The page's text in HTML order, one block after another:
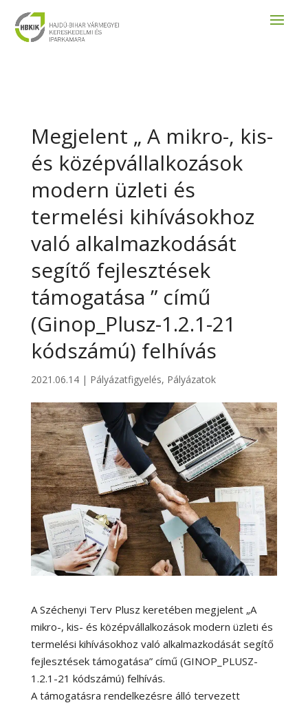
Megjelent „ A mikro-, kis-
és középvállalkozások
modern üzleti és
termelési kihívásokhoz
való alkalmazkodását
segítő fejlesztések
támogatása ” című
(Ginop_Plusz-1.2.1-21
kódszámú) felhívás
2021.06.14| Pályázatfigyelés, Pályázatok
A Széchenyi Terv Plusz keretében megjelent „A
mikro-, kis- és középvállalkozások modern üzleti és
termelési kihívásokhoz való alkalmazkodását segítő
fejlesztések támogatása” című (GINOP_PLUSZ-
1.2.1-21 kódszámú) felhívás.
A támogatásra rendelkezésre álló tervezett